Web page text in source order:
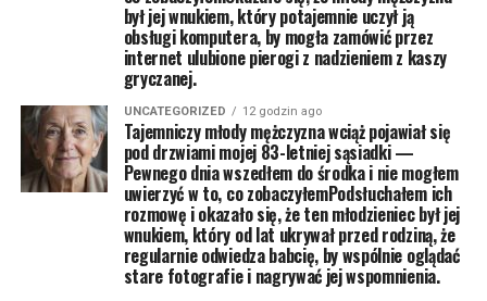
był jej wnukiem, który potajemnie uczył ją
obsługi komputera, by mogła zamówić przez
internet ulubione pierogi z nadzieniem z kaszy
gryczanej.
UNCATEGORIZED 12 godzin ago
Tajemniczy młody mężczyzna wciąż pojawiał się
pod drzwiami mojej 83-letniej sąsiadki —
Pewnego dnia wszedłem do środka i nie mogłem
uwierzyć w to, co zobaczyłemPodsłuchałem ich
rozmowę i okazało się, że ten młodzieniec był jej
wnukiem, który od lat ukrywał przed rodziną, że
regularnie odwiedza babcię, by wspólnie oglądać
stare fotografie i nagrywać jej wspomnienia.